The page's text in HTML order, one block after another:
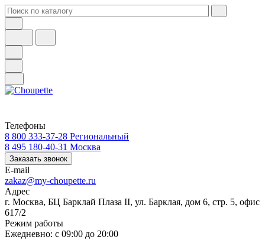
Телефоны
8 800 333-37-28 Региональный
8 495 180-40-31 Москва
Заказать звонок
E-mail
zakaz@my-choupette.ru
Адрес
г. Москва, БЦ Барклай Плаза II, ул. Барклая, дом 6, стр. 5, офис
617/2
Режим работы
Ежедневно: с 09:00 до 20:00